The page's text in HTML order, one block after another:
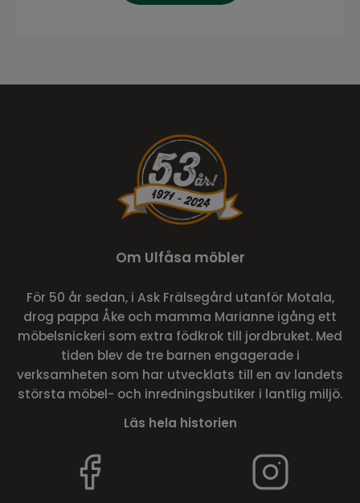
Om Ulfåsa möbler
För 50 år sedan, i Ask Frälsegård utanför Motala,
drog pappa Åke och mamma Marianne igång ett
möbelsnickeri som extra födkrok till jordbruket. Med
tiden blev de tre barnen engagerade i
verksamheten som har utvecklats till en av landets
största möbel- och inredningsbutiker i lantlig miljö.
Läs hela historien